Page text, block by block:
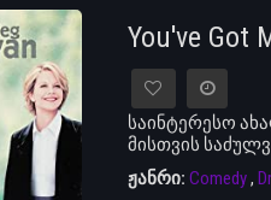
You've
საინტერესო
მისთვის
ჟანრი: Comedy,